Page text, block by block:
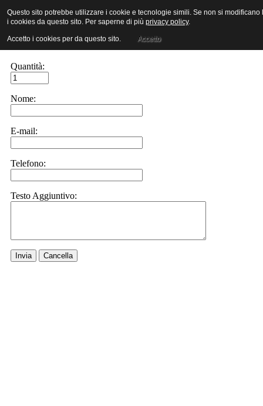
Richiedi Informazioni Prodotto
Prodotto
Quantità:
Nome:
E-mail:
Telefono:
Testo Aggiuntivo:
Invia Cancella
Questo sito potrebbe utilizzare i cookie e tecnologie simili. Se non si
i cookies da questo sito. Per saperne di più privacy policy.
Accetto i cookies per da questo sito. Accetto